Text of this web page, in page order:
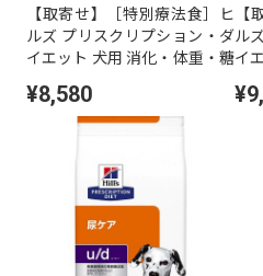
【取寄せ】［特別療法食］ヒ
ルズ プリスクリプション・ダ
イエット 犬用 消化・体重・糖
kg
¥8,580
ル
イ